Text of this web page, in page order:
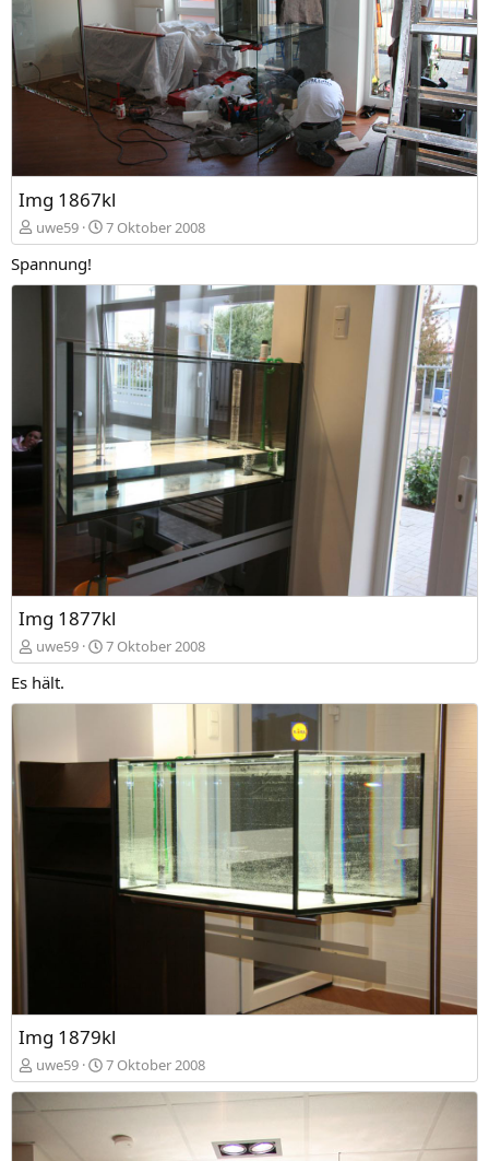
Img 1867kl
uwe59 7 Oktober 2008
Spannung!
Img 1877kl
uwe59 7 Oktober 2008
Es hält.
Img 1879kl
uwe59 7 Oktober 2008